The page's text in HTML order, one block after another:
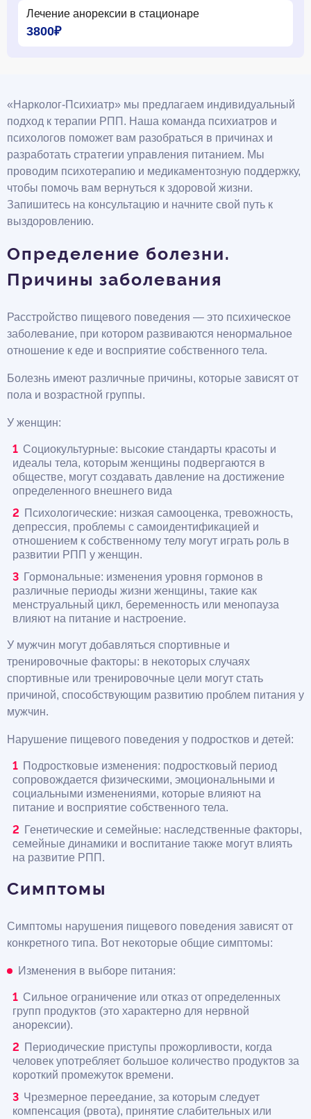
Лечение анорексии в стационаре
3800₽
«Нарколог-Психиатр» мы предлагаем индивидуальный
подход к терапии РПП. Наша команда психиатров и
психологов поможет вам разобраться в причинах и
разработать стратегии управления питанием. Мы
проводим психотерапию и медикаментозную поддержку,
чтобы помочь вам вернуться к здоровой жизни.
Запишитесь на консультацию и начните свой путь к
выздоровлению.
Определение болезни.
Причины заболевания
Расстройство пищевого поведения — это психическое
заболевание, при котором развиваются ненормальное
отношение к еде и восприятие собственного тела.
Болезнь имеют различные причины, которые зависят от
пола и возрастной группы.
У женщин:
Социокультурные: высокие стандарты красоты и
идеалы тела, которым женщины подвергаются в
обществе, могут создавать давление на достижение
определенного внешнего вида
Психологические: низкая самооценка, тревожность,
депрессия, проблемы с самоидентификацией и
отношением к собственному телу могут играть роль в
развитии РПП у женщин.
Гормональные: изменения уровня гормонов в
различные периоды жизни женщины, такие как
менструальный цикл, беременность или менопауза
влияют на питание и настроение.
У мужчин могут добавляться спортивные и
тренировочные факторы: в некоторых случаях
спортивные или тренировочные цели могут стать
причиной, способствующим развитию проблем питания у
мужчин.
Нарушение пищевого поведения у подростков и детей:
Подростковые изменения: подростковый период
сопровождается физическими, эмоциональными и
социальными изменениями, которые влияют на
питание и восприятие собственного тела.
Генетические и семейные: наследственные факторы,
семейные динамики и воспитание также могут влиять
на развитие РПП.
Симптомы
Симптомы нарушения пищевого поведения зависят от
конкретного типа. Вот некоторые общие симптомы:
Изменения в выборе питания:
Сильное ограничение или отказ от определенных
групп продуктов (это характерно для нервной
анорексии).
Периодические приступы прожорливости, когда
человек употребляет большое количество продуктов за
короткий промежуток времени.
Чрезмерное переедание, за которым следует
компенсация (рвота), принятие слабительных или